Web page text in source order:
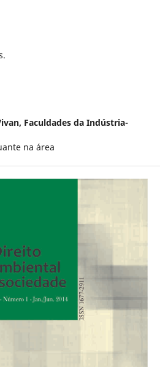
Faculdades da Indústria-
na área